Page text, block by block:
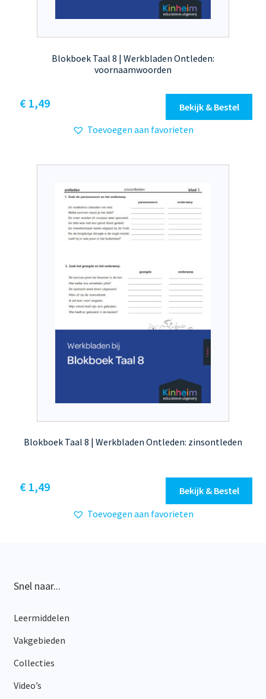
Blokboek Taal 8 | Werkbladen Ontleden:
voornaamwoorden
€1,49
Bekijk & Bestel
Toevoegen aan favorieten
Blokboek Taal 8 | Werkbladen Ontleden: zinsontleden
€1,49
Bekijk & Bestel
Toevoegen aan favorieten
Snel naar...
Leermiddelen
Vakgebieden
Collecties
Video’s